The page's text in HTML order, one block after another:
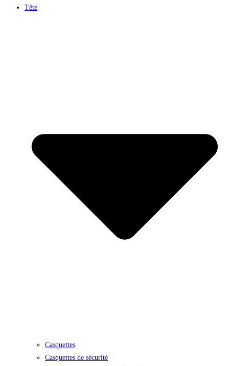
Tête
Casquettes
Casquettes de sécurité